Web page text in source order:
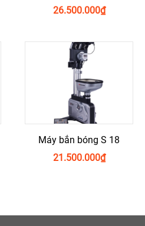
₫
26.500.000
Máy bắn bóng S 18
₫
21.500.000